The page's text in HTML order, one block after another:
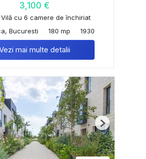
3,100 €
cu 6 camere de închiriat
Bucuresti
180 mp 1930
mai multe detalii
Next